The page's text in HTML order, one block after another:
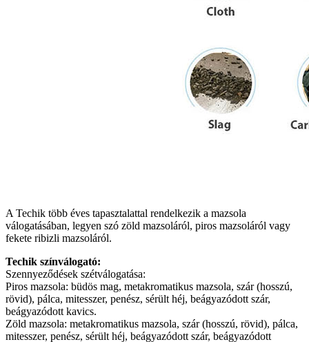
A Techik több éves tapasztalattal rendelkezik a mazsola
válogatásában, legyen szó zöld mazsoláról, piros mazsoláról vagy
fekete ribizli mazsoláról.
Techik színválogató:
Szennyeződések szétválogatása:
Piros mazsola: büdös mag, metakromatikus mazsola, szár (hosszú,
rövid), pálca, mitesszer, penész, sérült héj, beágyazódott szár,
beágyazódott kavics.
Zöld mazsola: metakromatikus mazsola, szár (hosszú, rövid), pálca,
mitesszer, penész, sérült héj, beágyazódott szár, beágyazódott